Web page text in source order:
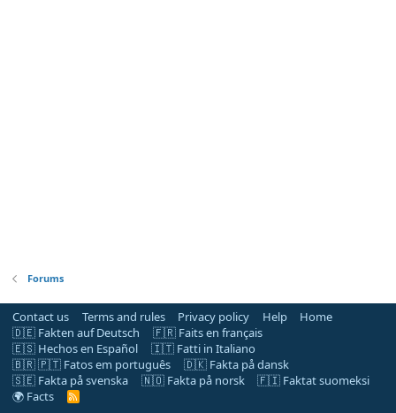
Forums
Contact us Terms and rules Privacy policy Help
Home
🇩🇪 Fakten auf Deutsch
🇫🇷 Faits en français
🇪🇸 Hechos en Español
🇮🇹 Fatti in Italiano
🇧🇷 🇵🇹 Fatos em português
🇩🇰 Fakta på dansk
🇸🇪 Fakta på svenska
🇳🇴 Fakta på norsk
🇫🇮 Faktat suomeksi
🌍 Facts
R